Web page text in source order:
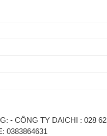
- CÔNG TY DAICHI : 028
0383864631